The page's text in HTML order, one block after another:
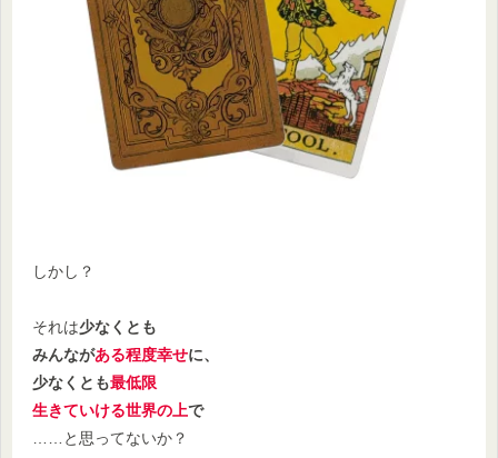
しかし？
それは少なくとも
みんながある程度幸せに、
少なくとも最低限
生きていける世界の上で
……と思ってないか？